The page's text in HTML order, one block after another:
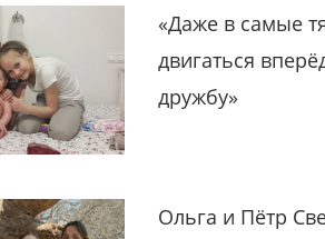
«Даже в самые
двигаться
дружбу»
Ольга и Пётр